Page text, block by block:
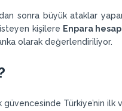
sonra büyük ataklar
kişilere Enpara hesap
olarak değerlendiriliyor.
güvencesinde Türkiye’nin